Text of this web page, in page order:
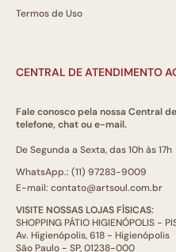
Termos de Uso
CENTRAL DE ATENDIMENTO
Fale conosco pela nossa Central
telefone, chat ou e-mail.
De Segunda a Sexta, das 10h às 17h
WhatsApp.: (11) 97283-9009
E-mail: contato@artsoul.com.br
VISITE NOSSAS LOJAS FÍSICAS:
SHOPPING PÁTIO HIGIENÓPOLIS -
Av. Higienópolis, 618 - Higienópolis
São Paulo - SP, 01238-000